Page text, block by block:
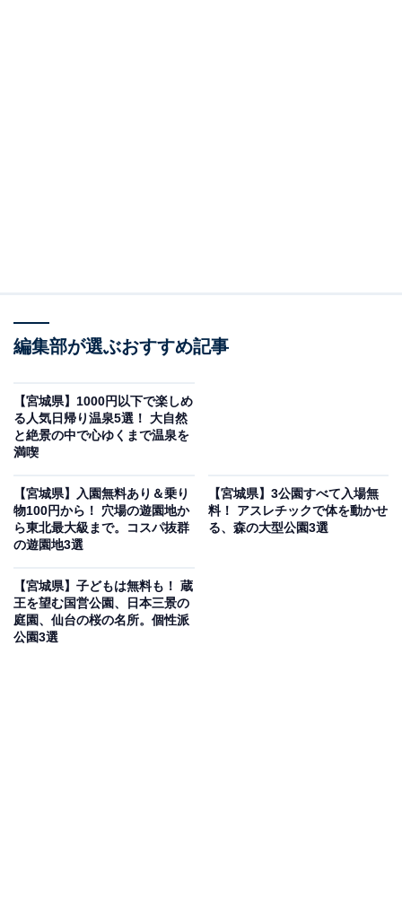
「愛子天空の湯 そよぎの杜」公式Webサイトより
を一望できる露天風呂の「深湯」や「壺湯」で堪能でき
ます。サウナは爆風が吹き荒れる「梵サウナ」と、瞑想
を促す「禅サウナ」の2種。東北初の「ロウリュウ・ス
トーム・雲海」アトラクションを楽しめる岩盤浴や、東
北の食材を味わえる「キッチンレポ」など、心身を整え
る設備が充実しています。
編集部が選ぶおすすめ記事
【宮城県】1000円以下で楽しめ
る人気日帰り温泉5選！ 大自然
と絶景の中で心ゆくまで温泉を
満喫
【宮城県】入園無料あり＆乗り
物100円から！ 穴場の遊園地か
ら東北最大級まで。コスパ抜群
の遊園地3選
【宮城県】3公園すべて入場無
料！ アスレチックで体を動かせ
る、森の大型公園3選
【宮城県】子どもは無料も！ 蔵
王を望む国営公園、日本三景の
庭園、仙台の桜の名所。個性派
公園3選